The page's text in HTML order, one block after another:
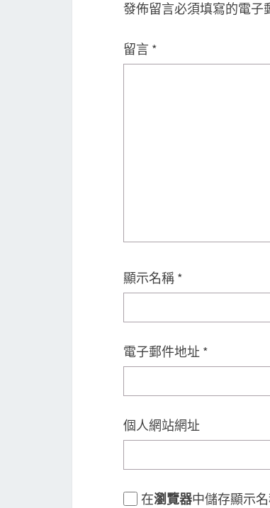
發佈留言必須填寫的電子
留言 *
顯示名稱 *
電子郵件地址 *
個人網站網址
在瀏覽器中儲存顯示